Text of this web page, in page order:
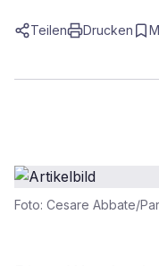
Teilen Drucken
Foto: Cesare Abbate/